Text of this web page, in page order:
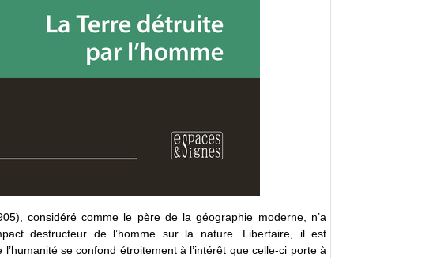
considéré comme le père de la géographie moderne, n’a
destructeur de l’homme sur la nature. Libertaire, il est
l’humanité se confond étroitement à l’intérêt que celle-ci porte à